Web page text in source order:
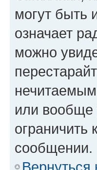
могут быть
означает
можно
или вообще
ограничить
сообщении.